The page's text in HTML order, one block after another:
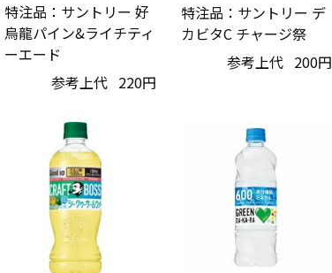
特注品：サントリー 好
烏龍パイン&ライチティ
ーエード
参考上代 220円
特注品：サントリー デ
カビタC チャージ祭
参考上代 200円